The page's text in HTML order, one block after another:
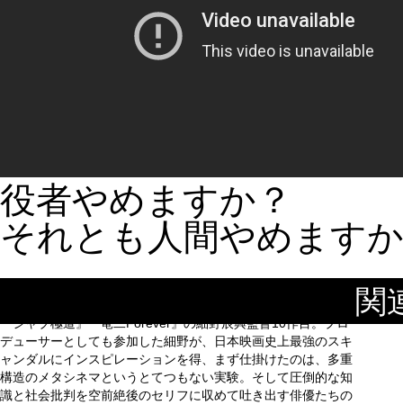
役者やめますか？
それとも人間やめます
『シャブ極道』『竜二Forever』の細野辰興監督10作目。プロ
デューサーとしても参加した細野が、日本映画史上最強のスキ
ャンダルにインスピレーションを得、まず仕掛けたのは、多重
構造のメタシネマというとてつもない実験。そして圧倒的な知
識と社会批判を空前絶後のセリフに収めて吐き出す俳優たちの
関